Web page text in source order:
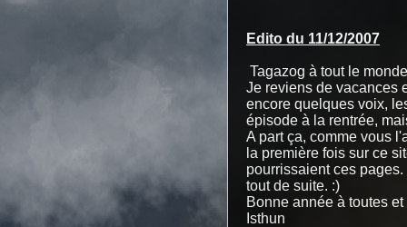
Edito du 11/12/2007
Tagazog à tout le
Je reviens de vacances
encore quelques voix,
épisode à la rentrée,
A part ça, comme vous
la première fois sur ce
pourrissaient ces
tout de suite. :)
Bonne année à toutes et
Isthun